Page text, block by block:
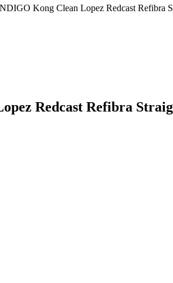
Kong Clean Lopez Redcast Refibra
Redcast Refibra